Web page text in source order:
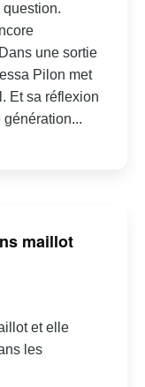
question.
une sortie
Pilon met
Et sa réflexion
génération...
maillot
et elle
les